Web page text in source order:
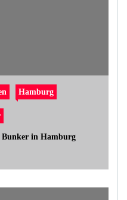
Hamburg
Bunker in Hamburg